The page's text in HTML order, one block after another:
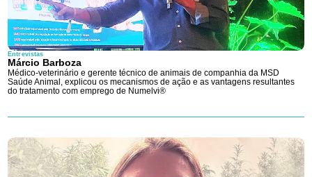
Entrevistas
Márcio Barboza
Médico-veterinário e gerente técnico de animais de companhia da MSD
Saúde Animal, explicou os mecanismos de ação e as vantagens resultantes
do tratamento com emprego de Numelvi®